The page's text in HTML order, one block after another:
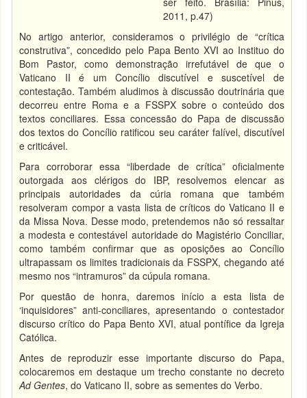
2011, p.47)
No artigo anterior, consideramos o privilégio de “crítica
construtiva”, concedido pelo Papa Bento XVI ao Instituo do
Bom Pastor, como demonstração irrefutável de que o
Vaticano II é um Concílio discutível e suscetível de
contestação. Também aludimos à discussão doutrinária que
decorreu entre Roma e a FSSPX sobre o conteúdo dos
textos conciliares. Essa concessão do Papa de discussão
dos textos do Concílio ratificou seu caráter falível, discutível
e criticável.
Para corroborar essa “liberdade de crítica” oficialmente
outorgada aos clérigos do IBP, resolvemos elencar as
principais autoridades da cúria romana que também
resolveram compor a vasta lista de críticos do Vaticano II e
da Missa Nova. Desse modo, pretendemos não só ressaltar
a modesta e contestável autoridade do Magistério Conciliar,
como também confirmar que as oposições ao Concílio
ultrapassam os limites tradicionais da FSSPX, chegando até
mesmo nos “intramuros” da cúpula romana.
Por questão de honra, daremos início a esta lista de
‘inquisidores” anti-conciliares, apresentando o contestador
discurso crítico do Papa Bento XVI, atual pontífice da Igreja
Católica.
Antes de reproduzir esse importante discurso do Papa,
colocaremos em destaque um trecho constante no decreto
Ad Gentes, do Vaticano II, sobre as sementes do Verbo.